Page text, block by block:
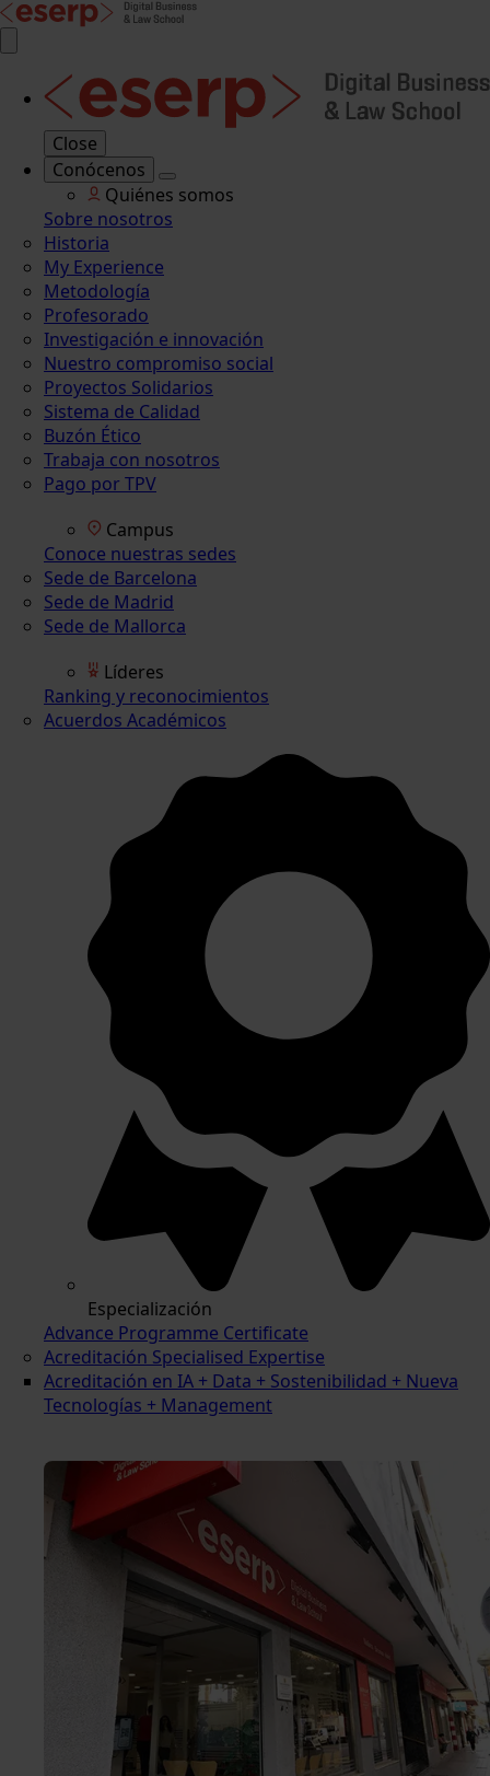
Close
Conócenos
Quiénes somos
Sobre nosotros
Historia
My Experience
Metodología
Profesorado
Investigación e innovación
Nuestro compromiso social
Proyectos Solidarios
Sistema de Calidad
Buzón Ético
Trabaja con nosotros
Pago por TPV
Campus
Conoce nuestras sedes
Sede de Barcelona
Sede de Madrid
Sede de Mallorca
Líderes
Ranking y reconocimientos
Acuerdos Académicos
Especialización
Advance Programme Certificate
Acreditación Specialised Expertise
Acreditación en IA + Data + Sostenibilidad + Nueva
Tecnologías + Management